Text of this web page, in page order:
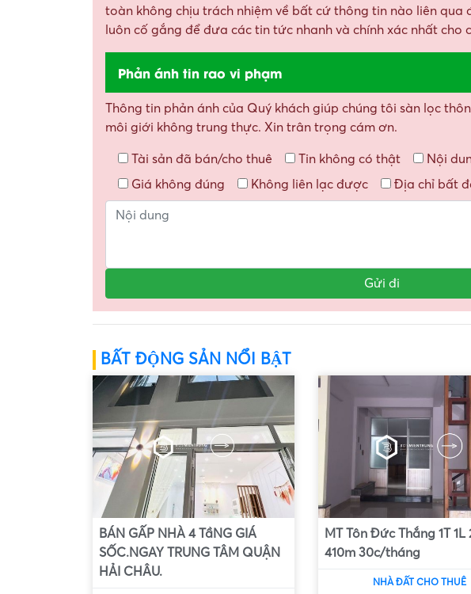
toàn không chịu trách nhiệm về bất cứ thông tin nào liên qua
luôn cố gắng để đưa các tin tức nhanh và chính xác nhất cho
Phản ánh tin rao vi phạm
Thông tin phản ánh của Quý khách giúp chúng tôi sàn lọc
môi giới không trung thực. Xin trân trọng cám ơn.
Tài sản đã bán/cho thuê Tin không có thật
Nội
Giá không đúng
Không liên lạc được Địa chỉ bất
BẤT ĐỘNG SẢN NỔI BẬT
BÁN GẤP NHÀ 4 TầNG GIÁ
SỐC.NGAY TRUNG TÂM QUẬN
HẢI CHÂU.
MT Tôn Đức Thắng 1T 1L
410m 30c/tháng
NHÀ ĐẤT CHO THUÊ